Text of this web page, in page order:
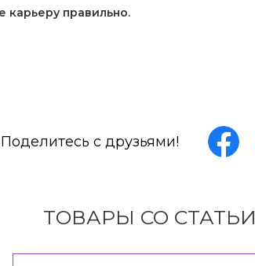
карьеру правильно.
с друзьями!
ТОВАРЫ СО СТАТЬИ